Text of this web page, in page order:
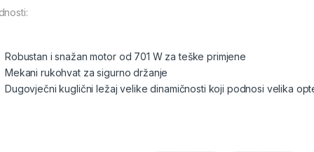
Robustan i snažan motor od 701 W za teške primjene
Mekani rukohvat za sigurno držanje
Dugovječni kuglični ležaj velike dinamičnosti koji podnosi velika